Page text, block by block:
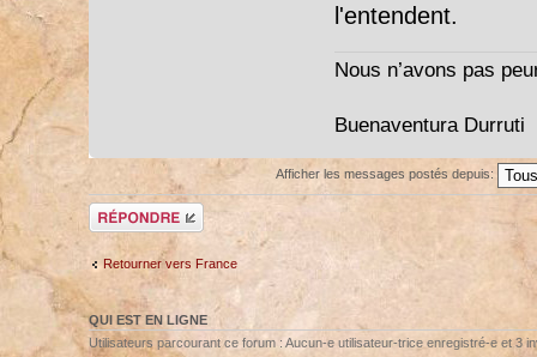
l'entendent.
Nous n’avons pas
Buenaventura Durruti
Afficher les messages postés depuis:
Répondre
Retourner vers France
QUI EST EN LIGNE
Utilisateurs parcourant ce forum : Aucun-e utilisateur-trice enregistré-e et 3